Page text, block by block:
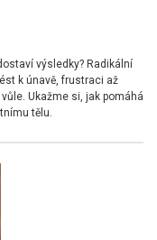
výsledky? Radikální
k únavě, frustraci až
Ukažme si, jak pomáhá
tělu.